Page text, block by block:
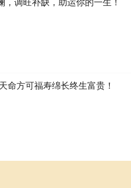
调旺补缺，助运你的一生！
命方可福寿绵长终生富贵！